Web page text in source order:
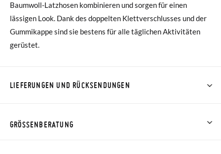
Baumwoll-Latzhosen kombinieren und sorgen für einen
lässigen Look. Dank des doppelten Klettverschlusses und der
Gummikappe sind sie bestens für alle täglichen Aktivitäten
gerüstet.
LIEFERUNGEN UND RÜCKSENDUNGEN
Bestellungen unter 40 € kostet der Standardversand 4,95 €;
GRÖSSENBERATUNG